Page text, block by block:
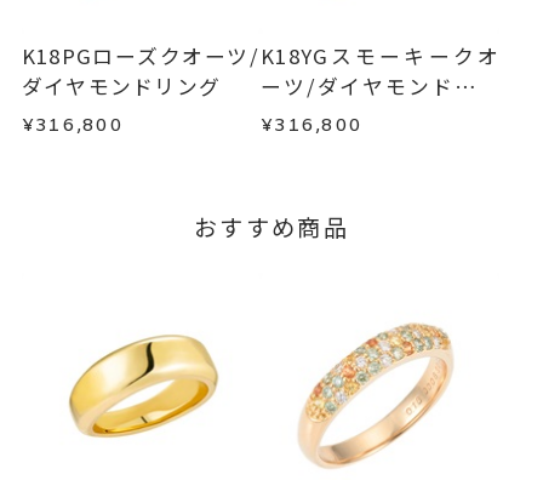
はお問い合わせフォームよりご連絡ください。
この場合の返送料は弊社にて負担いたしますの
で、着払いにてご返送ください。
詳細はこちら
K18PGローズクオーツ/
ダイヤモンドリング
¥316,800
K18YGスモーキークオ
ーツ/ダイヤモンドリン
グ
¥316,800
おすすめ商品